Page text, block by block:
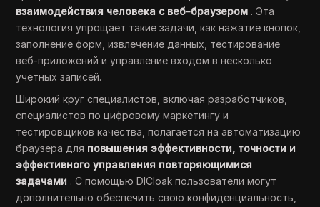
взаимодействия человека с веб-браузером . Эта
технология упрощает такие задачи, как нажатие кнопок,
заполнение форм, извлечение данных, тестирование
веб-приложений и управление входом в несколько
учетных записей.
Широкий круг специалистов, включая разработчиков,
специалистов по цифровому маркетингу и
тестировщиков качества, полагается на автоматизацию
браузера для повышения эффективности, точности и
эффективного управления повторяющимися
задачами . С помощью DICloak пользователи могут
дополнительно обеспечить свою конфиденциальность,